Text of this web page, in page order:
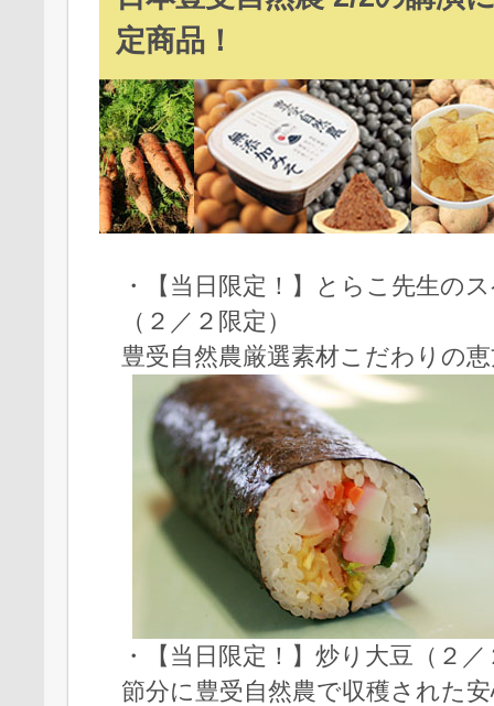
定商品！
・【当日限定！】とらこ先生の
（２／２限定）
豊受自然農厳選素材こだわりの
・【当日限定！】炒り大豆（
節分に豊受自然農で収穫された